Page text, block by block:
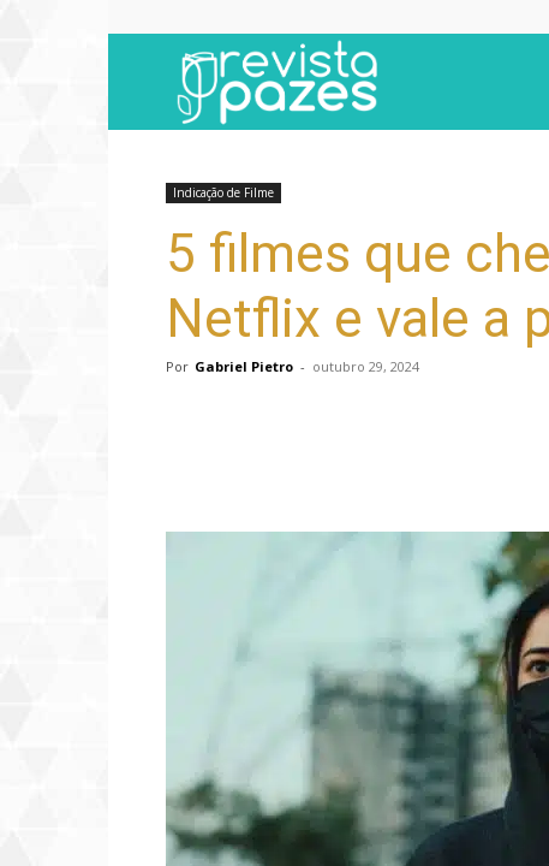
Indicação de Filme
5 filmes que
Netflix e vale a
Por Gabriel Pietro - outubro 29, 2024